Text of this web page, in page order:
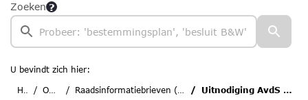
Zoeken
U bevindt zich hier:
Home
Overzichten Raadsinformatiebrieven (college, rekenkamer, presidium e.a.) Uitnodiging AvdS 11-06-26 over Groot Merwede